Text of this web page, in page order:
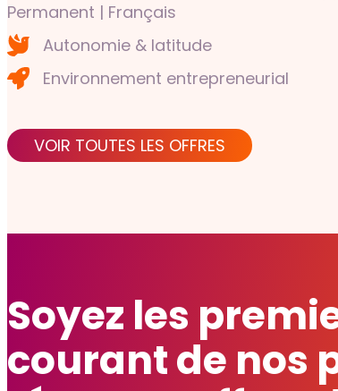
Permanent | Français
Autonomie & latitude
Environnement entrepreneurial
VOIR TOUTES LES OFFRES
Soyez les
courant de nos